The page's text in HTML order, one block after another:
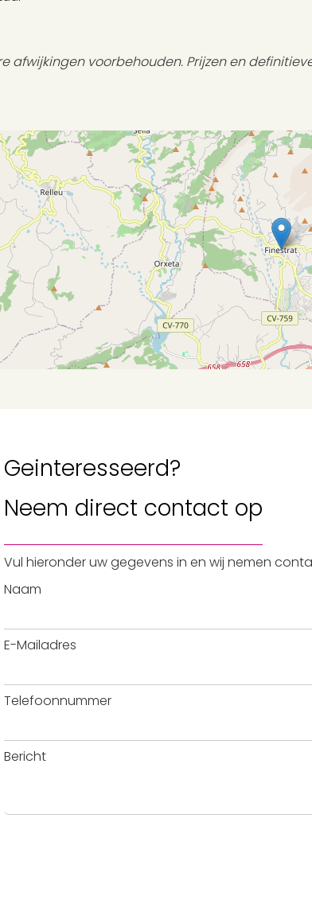
afwijkingen voorbehouden. Prijzen en
Geinteresseerd?
Neem direct contact op
Vul hieronder uw gegevens in en wij nemen
Naam
E-Mailadres
Telefoonnummer
Bericht